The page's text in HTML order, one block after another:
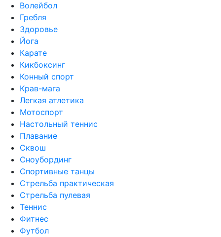
Волейбол
Гребля
Здоровье
Йога
Карате
Кикбоксинг
Конный спорт
Крав-мага
Легкая атлетика
Мотоспорт
Настольный теннис
Плавание
Сквош
Сноубординг
Спортивные танцы
Стрельба практическая
Стрельба пулевая
Теннис
Фитнес
Футбол